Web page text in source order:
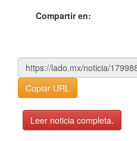
Compartir en:
Copiar URL
Leer noticia completa.